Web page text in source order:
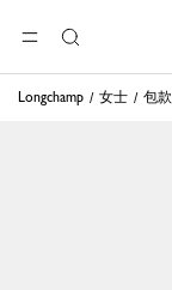
选单
搜
索
Longchamp 女士 包款